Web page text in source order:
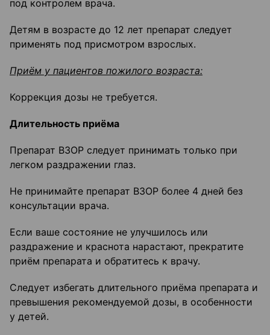
под контролем врача.
Детям в возрасте до 12 лет препарат следует
применять под присмотром взрослых.
Приём у пациентов пожилого возраста:
Коррекция дозы не требуется.
Длительность приёма
Препарат ВЗОР следует принимать только при
легком раздражении глаз.
Не принимайте препарат ВЗОР более 4 дней без
консультации врача.
Если ваше состояние не улучшилось или
раздражение и краснота нарастают, прекратите
приём препарата и обратитесь к врачу.
Следует избегать длительного приёма препарата и
превышения рекомендуемой дозы, в особенности
у детей.